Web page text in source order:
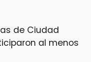
de Ciudad
al menos